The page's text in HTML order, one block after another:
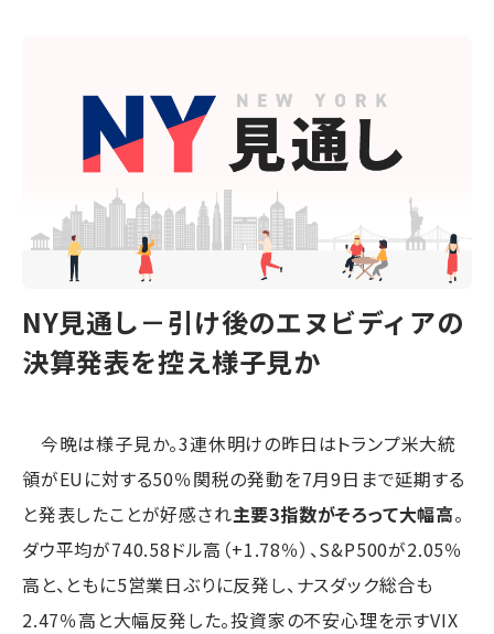
NY見通し－引け後のエヌビディアの
決算発表を控え様子見か
今晩は様子見か。3連休明けの昨日はトランプ米大統
領がEUに対する50％関税の発動を7月9日まで延期する
と発表したことが好感され主要3指数がそろって大幅高。
ダウ平均が740.58ドル高（+1.78％）、S&P500が2.05％
高と、ともに5営業日ぶりに反発し、ナスダック総合も
2.47％高と大幅反発した。投資家の不安心理を示すVIX